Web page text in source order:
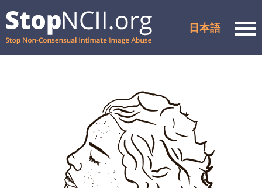
日本語
リソースとサポート